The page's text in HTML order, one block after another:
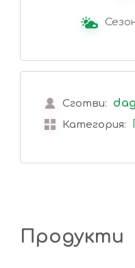
Сготви:
Категория:
Продукти